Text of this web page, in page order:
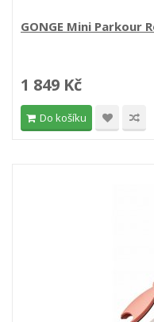
GONGE Mini Parkour
1 849 Kč
Do košíku